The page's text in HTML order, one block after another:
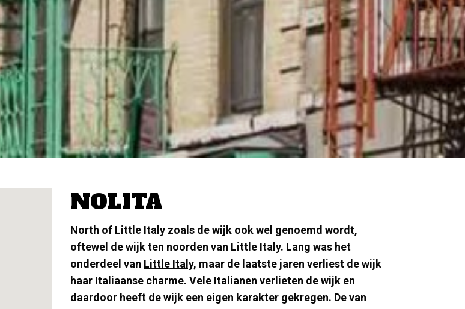
NOLITA
North of Little Italy zoals de wijk ook wel genoemd wordt,
oftewel de wijk ten noorden van Little Italy. Lang was het
onderdeel van Little Italy, maar de laatste jaren verliest de wijk
haar Italiaanse charme. Vele Italianen verlieten de wijk en
daardoor heeft de wijk een eigen karakter gekregen. De van